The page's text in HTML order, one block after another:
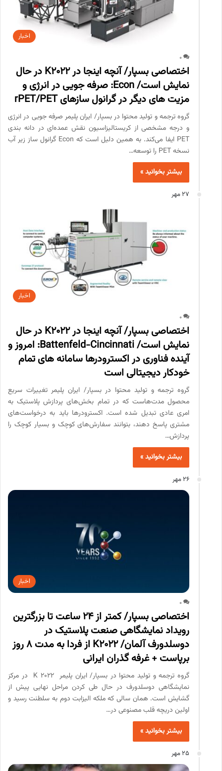
اخبار
0
اختصاصی بسپار/ آنچه اینجا در K2022 در حال
نمایش است/ Econ: صرفه جویی در انرژی و
مزیت های دیگر در گرانول سازهای rPET/PET
گروه ترجمه و تولید محتوا در بسپار/ ایران پلیمر صرفه جویی در انرژی
و درجه مشخصی از کریستالیزاسیون نقش عمده‌ای در دانه بندی
PET ایفا می‌کند. به همین دلیل است که Econ گرانول ساز زیر آب
نسخه PET را توسعه…
بیشتر بخوانید »
27 مهر
اخبار
0
اختصاصی بسپار/ آنچه اینجا در K2022 در حال
نمایش است/ Battenfeld-Cincinnati: امروز و
آینده فناوری در اکسترودرها سامانه های تمام
خودکار دیجیتالی است
گروه ترجمه و تولید محتوا در بسپار/ ایران پلیمر تغییرات سریع
محصول مدت‌هاست که در تمام بخش‌های پردازش پلاستیک به
امری عادی تبدیل شده است. اکسترودرها باید به درخواست‌های
مشتری پاسخ دهند، بتوانند سفارش‌های کوچک و بسیار کوچک را
پردازش…
بیشتر بخوانید »
26 مهر
اخبار
0
اختصاصی بسپار/ کمتر از 24 ساعت تا بزرگترین
رویداد نمایشگاهی صنعت پلاستیک در
دوسلدورف آلمان/ K2022 از فردا به مدت 8 روز
برپاست + غرفه گذران ایرانی
گروه ترجمه و تولید محتوا در بسپار/ ایران پلیمر K 2022 در مرکز
نمایشگاهی دوسلدورف در حال طی کردن مراحل نهایی پیش از
گشایش است. همان سالی که ملکه الیزابت دوم به سلطنت رسید و
اولین دریچه قلب مصنوعی در…
بیشتر بخوانید »
25 مهر